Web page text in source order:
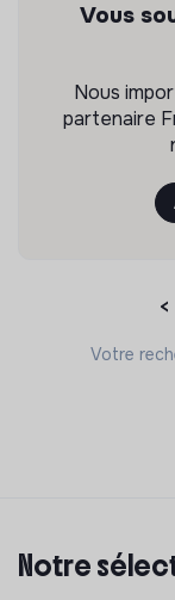
Vous
Nous
partenaire
<
Votre
Notre